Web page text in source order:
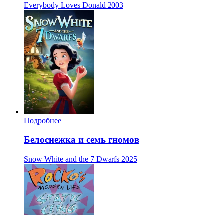
Everybody Loves Donald 2003
Подробнее
Белоснежка и семь гномов
Snow White and the 7 Dwarfs 2025